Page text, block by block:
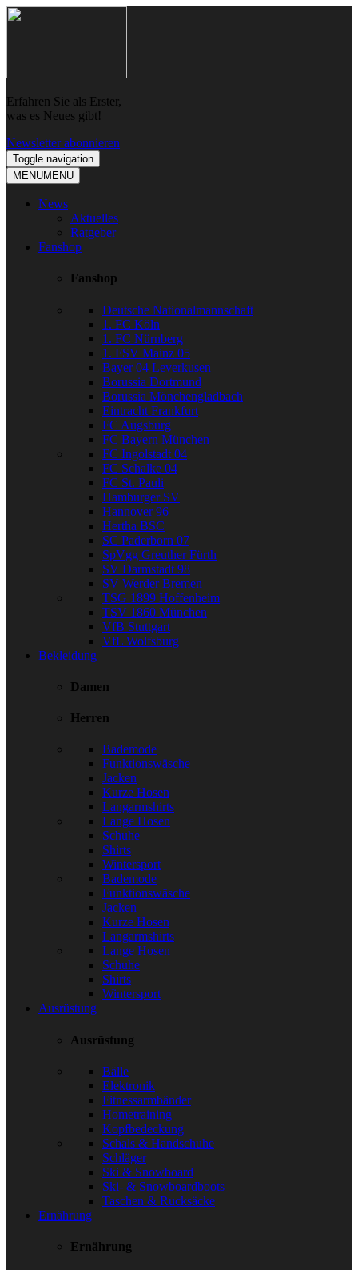
Skip
Skip
Erfahren Sie als Erster,
was es Neues gibt!
Newsletter abonnieren
Toggle navigation
MENUMENU
News
Aktuelles
Ratgeber
Fanshop
Fanshop
Deutsche Nationalmannschaft
1. FC Köln
1. FC Nürnberg
1. FSV Mainz 05
Bayer 04 Leverkusen
Borussia Dortmund
Borussia Mönchengladbach
Eintracht Frankfurt
FC Augsburg
FC Bayern München
FC Ingolstadt 04
FC Schalke 04
FC St. Pauli
Hamburger SV
Hannover 96
Hertha BSC
SC Paderborn 07
SpVgg Greuther Fürth
SV Darmstadt 98
SV Werder Bremen
TSG 1899 Hoffenheim
TSV 1860 München
VfB Stuttgart
VfL Wolfsburg
Bekleidung
Damen
Herren
Bademode
Funktionswäsche
Jacken
Kurze Hosen
Langarmshirts
Lange Hosen
Schuhe
Shirts
Wintersport
Bademode
Funktionswäsche
Jacken
Kurze Hosen
Langarmshirts
Lange Hosen
Schuhe
Shirts
Wintersport
Ausrüstung
Ausrüstung
Bälle
Elektronik
Fitnessarmbänder
Hometraining
Kopfbedeckung
Schals & Handschuhe
Schläger
Ski & Snowboard
Ski- & Snowboardboots
Taschen & Rucksäcke
Ernährung
Ernährung